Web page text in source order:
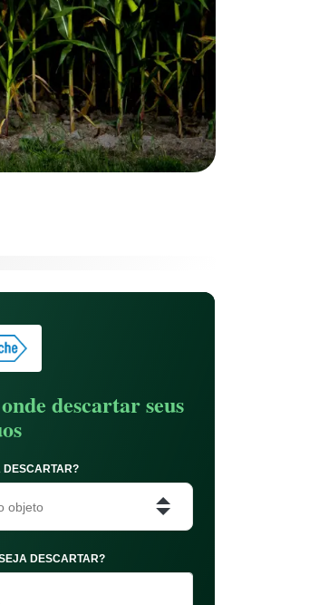
descartar seus
DESCARTAR?
objeto
DESCARTAR?